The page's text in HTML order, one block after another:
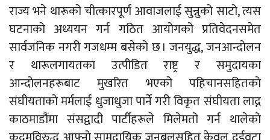
राज्य भने थारूको चीत्कारपूर्ण आवाजलाई सुन्नुको साटो, त्यस
घटनाको अध्ययन गर्न गठित आयोगको प्रतिवेदनसमेत
सार्वजनिक नगरी गजधम्म बसेको छ । जनयुद्ध, जनआन्दोलन
र थारूलगायतका उत्पीडित राष्ट्र र समुदायका
आन्दोलनहरूबाट मुखरित भएको पहिचानसहितको
संघीयताको मर्मलाई धुजाधुजा पार्ने गरी विकृत संघीयता लाद्न
काठमाडौंमा संसद्वादी पार्टीहरूले मिलेमतो गर्न थालेको